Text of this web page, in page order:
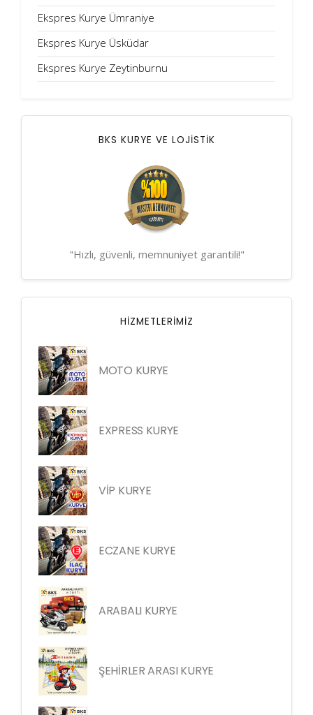
Ekspres Kurye Ümraniye
Ekspres Kurye Üsküdar
Ekspres Kurye Zeytinburnu
BKS KURYE VE LOJİSTİK
"Hızlı, güvenli, memnuniyet garantili!"
HIZMETLERIMIZ
MOTO KURYE
EXPRESS KURYE
VİP KURYE
ECZANE KURYE
ARABALI KURYE
ŞEHİRLER ARASI KURYE